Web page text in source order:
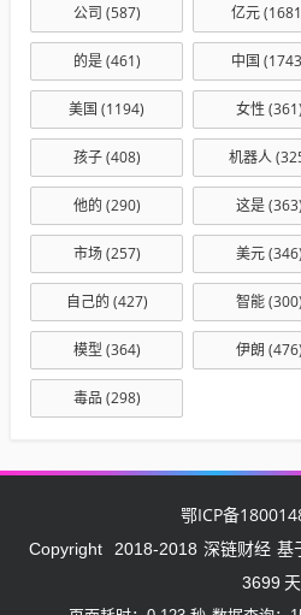
公司 (587) 亿元
的是(461) 中国
美国 (1194) 女性 (361)
孩子(408) 机器人
他的 (290) 这是(363)
市场(257) 美元(346)
自己的 (427) 智能(300)
模型 (364) 伊朗 (476)
毒品 (298)
鄂ICP备
Copyright 2018-2018 深链财经 基
3699 天